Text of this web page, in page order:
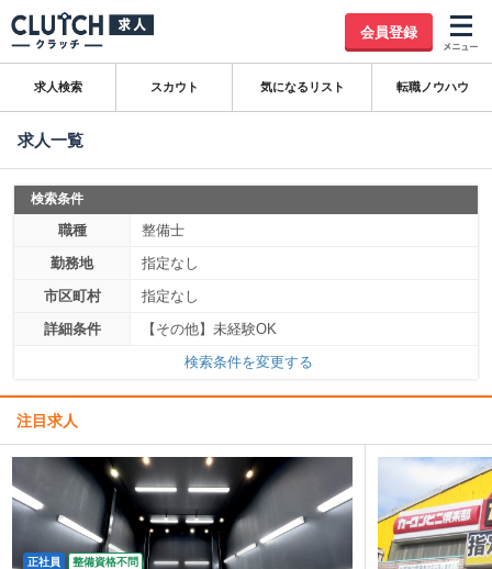
会員登録
求人検索 スカウト 気になるリスト 転職ノウハウ
求人一覧
検索条件
職種
整備士
勤務地
指定なし
市区町村
指定なし
詳細条件
【その他】未経験OK
検索条件を変更する
注目求人
正社員 整備資格不問